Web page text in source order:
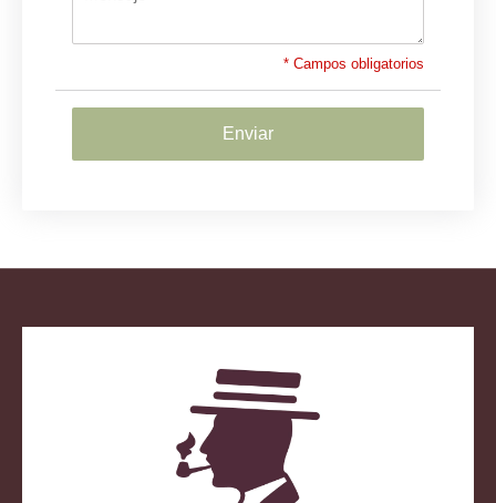
* Campos obligatorios
Enviar